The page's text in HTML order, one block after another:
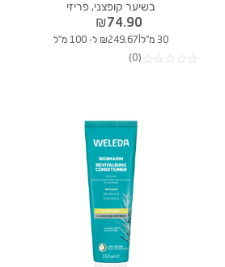
בשיער קופצני, פריזי
₪74.90
30 מ"ל | ₪249.67 ל- 100 מ"ל
☆
☆
☆
☆
☆
(0)